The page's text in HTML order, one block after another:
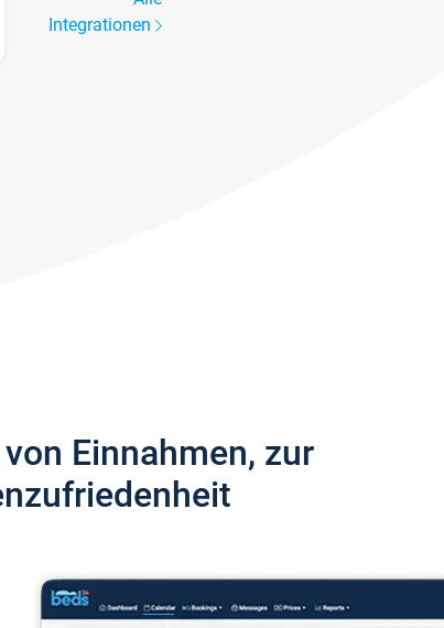
Integrationen
Einnahmen, zur